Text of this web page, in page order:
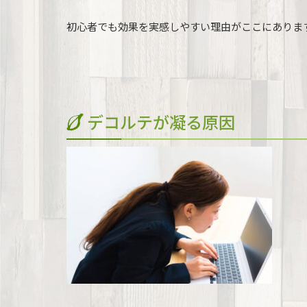
初心者でも効果を実感しやすい理由がここにありま
デコルテが凝る原因